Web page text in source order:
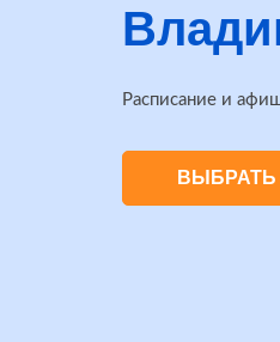
Расписание и
ВЫБРАТЬ